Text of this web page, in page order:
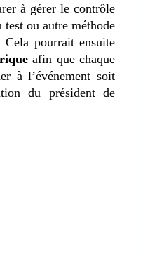
à gérer le contrôle
test ou autre méthode
Cela pourrait ensuite
afin que chaque
à l’événement soit
du président de